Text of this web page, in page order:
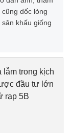
dốc lòng
khấu giống
lẫm trong kịch
đầu tư lớn
rạp 5B